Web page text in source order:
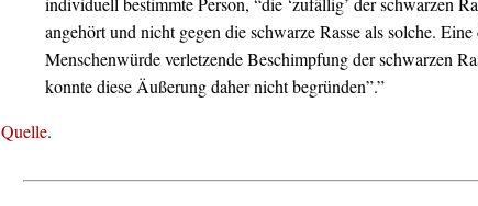
angehört und nicht gegen die schwarze Rasse als solche. Eine
Menschenwürde verletzende Beschimpfung der schwarzen
konnte diese Äußerung daher nicht begründen”.”
Quelle.